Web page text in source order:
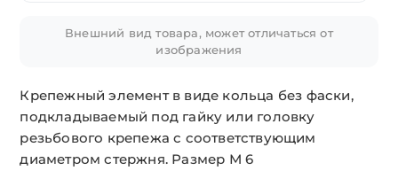
Внешний вид товара, может отличаться от
изображения
Крепежный элемент в виде кольца без фаски,
подкладываемый под гайку или головку
резьбового крепежа с соответствующим
диаметром стержня. Размер М 6